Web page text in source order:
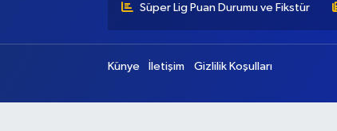
Süper Lig Puan Durumu ve Fikstür
Künye İletişim Gizlilik Koşulları